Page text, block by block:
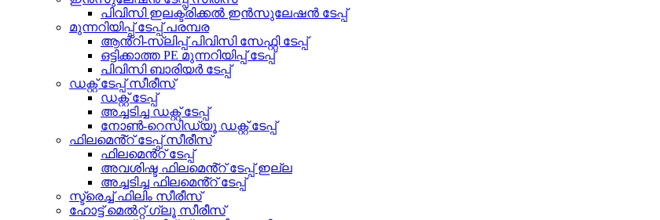
പിവിസി ഇലക്ട്രിക്കൽ ഇൻസുലേഷൻ ടേപ്പ്
മുന്നറിയിപ്പ് ടേപ്പ് പരമ്പര
ആൻ്റി-സ്ലിപ്പ് പിവിസി സേഫ്റ്റി ടേപ്പ്
ഒട്ടിക്കാത്ത PE മുന്നറിയിപ്പ് ടേപ്പ്
പിവിസി ബാരിയർ ടേപ്പ്
ഡക്റ്റ് ടേപ്പ് സീരീസ്
ഡക്റ്റ് ടേപ്പ്
അച്ചടിച്ച ഡക്റ്റ് ടേപ്പ്
നോൺ-റെസിഡ്യൂ ഡക്റ്റ് ടേപ്പ്
ഫിലമെൻ്റ് ടേപ്പ് സീരീസ്
ഫിലമെൻ്റ് ടേപ്പ്
അവശിഷ്ട ഫിലമെൻ്റ് ടേപ്പ് ഇല്ല
അച്ചടിച്ച ഫിലമെൻ്റ് ടേപ്പ്
സ്ട്രെച്ച് ഫിലിം സീരീസ്
ഹോട്ട് മെൽറ്റ് ഗ്ലൂ സീരീസ്